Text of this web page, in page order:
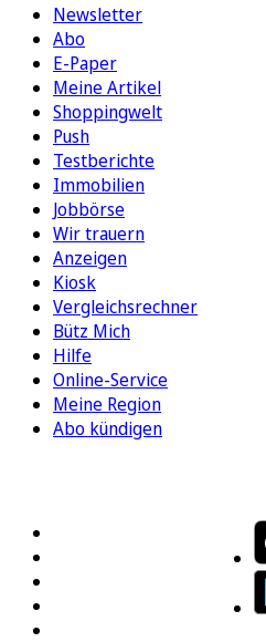
Newsletter
Abo
E-Paper
Meine Artikel
Shoppingwelt
Push
Testberichte
Immobilien
Jobbörse
Wir trauern
Anzeigen
Kiosk
Vergleichsrechner
Bütz Mich
Hilfe
Online-Service
Meine Region
Abo kündigen